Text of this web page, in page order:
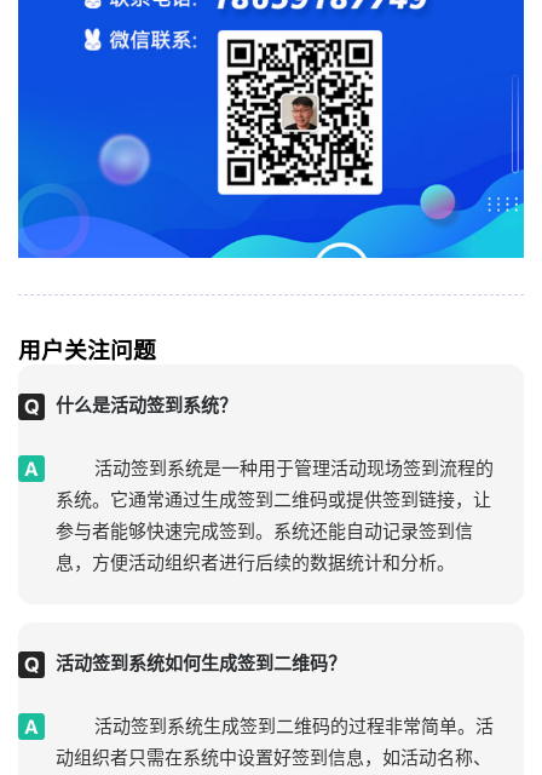
用户关注问题
什么是活动签到系统？
活动签到系统是一种用于管理活动现场签到流程的
系统。它通常通过生成签到二维码或提供签到链接，让
参与者能够快速完成签到。系统还能自动记录签到信
息，方便活动组织者进行后续的数据统计和分析。
活动签到系统如何生成签到二维码？
活动签到系统生成签到二维码的过程非常简单。活
动组织者只需在系统中设置好签到信息，如活动名称、